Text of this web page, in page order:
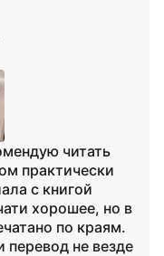
читать
практически
с книгой
хорошее, но в
по краям.
перевод не везде